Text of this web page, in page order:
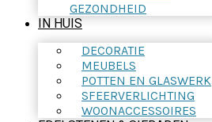
GEZONDHEID
IN HUIS
DECORATIE
MEUBELS
POTTEN EN GLASWERK
SFEERVERLICHTING
WOONACCESSOIRES